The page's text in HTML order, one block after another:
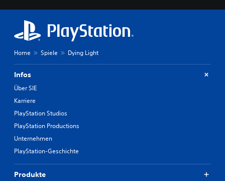
Home Spiele Dying Light
Infos
Über SIE
Karriere
PlayStation Studios
PlayStation Productions
Unternehmen
PlayStation-Geschichte
Produkte